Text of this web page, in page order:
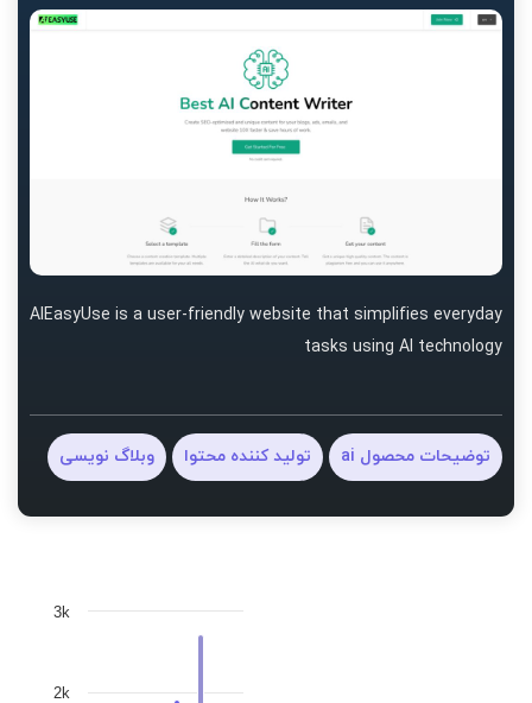
AIEasyUse is a user-friendly website that simplifies everyday
tasks using AI technology
توضیحات محصول ai تولید کننده محتوا وبلاگ نویسی
2k
3k